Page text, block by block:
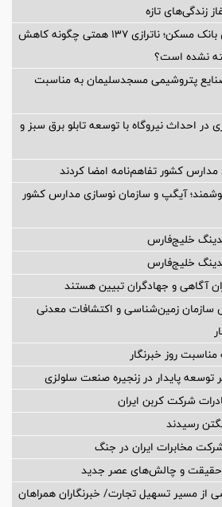
زندگی‌های تازه
زنگ خطر ۴۵ همتی برای بانک مسکن؛ ناترازی ۱۳۷ همتی چگونه کاهش
نشده است؟
پتروشیمی مسجدسلیمان به مناسبت
احداث نیروگاه با توسعه تابلو برق سبز و
کشور تفاهم‌نامه امضا کردند
آیگپ و سازمان نوسازی مدارس کشور
خلیج‌فارس
خلیج‌فارس
آگاهی و جهادگران تبیین هستند
سازمان زمین‌شناسی و اکتشافات معدنی
روز خبرنگار
توسعه پایدار در زنجیره صنعت سلولزی
رسیدند
مخابرات ایران در جنگ
حقیقت و چالش‌های عصر جدید
مسیر تسهیل تجارت/ خبرنگاران همراهان